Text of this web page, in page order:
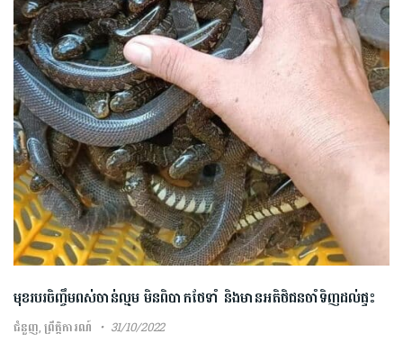
មុខរបរចិញ្ចឹមពស់ចាន់ល្មម មិនពិបាកថែទាំ និងមានអតិថិជនចាំទិញដល់ផ្ទះ
ជំនួញ,ព្រឹត្តិការណ៍ 31/10/2022